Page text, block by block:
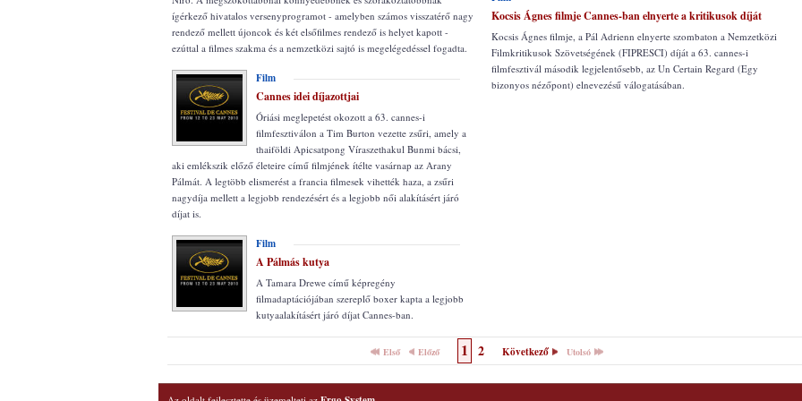
ígérkező hivatalos versenyprogramot - amelyben számos visszatérő nagy
rendező mellett újoncok és két elsőfilmes rendező is helyet kapott -
ezúttal a filmes szakma és a nemzetközi sajtó is megelégedéssel fogadta.
Film
Cannes idei díjazottjai
Óriási meglepetést okozott a 63. cannes-i
filmfesztiválon a Tim Burton vezette zsűri, amely a
thaiföldi Apicsatpong Víraszethakul Bunmi bácsi,
aki emlékszik előző életeire című filmjének ítélte vasárnap az Arany
Pálmát. A legtöbb elismerést a francia filmesek vihették haza, a zsűri
nagydíja mellett a legjobb rendezésért és a legjobb női alakításért járó
díjat is.
Film
A Pálmás kutya
A Tamara Drewe című képregény
filmadaptációjában szereplő boxer kapta a legjobb
kutyaalakításért járó díjat Cannes-ban.
Kocsis Ágnes filmje Cannes-ban elnyerte a kritikusok díját
Kocsis Ágnes filmje, a Pál Adrienn elnyerte szombaton a Nemzetközi
Filmkritikusok Szövetségének (FIPRESCI) díját a 63. cannes-i
filmfesztivál második legjelentősebb, az Un Certain Regard (Egy
bizonyos nézőpont) elnevezésű válogatásában.
Első Előző 1 2 Következő Utolsó